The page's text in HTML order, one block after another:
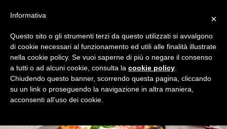
OMBRELLI Cerca
×
Informativa
Questo sito o gli strumenti terzi da questo utilizzati si avvalgono
di cookie necessari al funzionamento ed utili alle finalità illustrate
nella cookie policy. Se vuoi saperne di più o negare il consenso
a tutti o ad alcuni cookie, consulta la cookie policy
Chiudendo questo banner, scorrendo questa pagina, cliccando
su un link o proseguendo la navigazione in altra maniera,
acconsenti all’uso dei cookie.